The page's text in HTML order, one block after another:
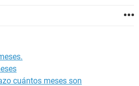
cuántos meses son